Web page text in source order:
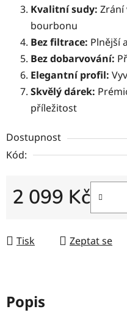
Kvalitní sudy: Zrání
bourbonu
Bez filtrace: Plnější
Bez dobarvování:
Elegantní profil:
Skvělý dárek:
příležitost
Dostupnost
Kód:
2 099 Kč
Tisk Zeptat se
Popis